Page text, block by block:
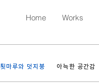
Home Works
툇마루와 덧지붕 아늑한 공간감